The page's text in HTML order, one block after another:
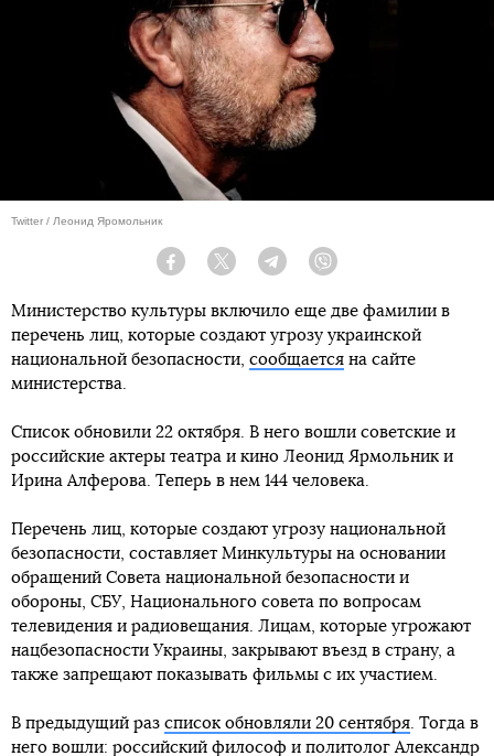
Twitter / Леонид Яромольник
Facebook Twitter Telegram
Министерство культуры включило еще две фамилии в
перечень лиц, которые создают угрозу украинской
национальной безопасности, сообщается на сайте
министерства.
Список обновили 22 октября. В него вошли советские и
российские актеры театра и кино Леонид Ярмольник и
Ирина Алферова. Теперь в нем 144 человека.
Перечень лиц, которые создают угрозу национальной
безопасности, составляет Минкультуры на основании
обращений Совета национальной безопасности и
обороны, СБУ, Национального совета по вопросам
телевидения и радиовещания. Лицам, которые угрожают
нацбезопасности Украины, закрывают въезд в страну, а
также запрещают показывать фильмы с их участием.
В предыдущий раз список обновляли 20 сентября . Тогда в
него вошли: российский философ и политолог Александр